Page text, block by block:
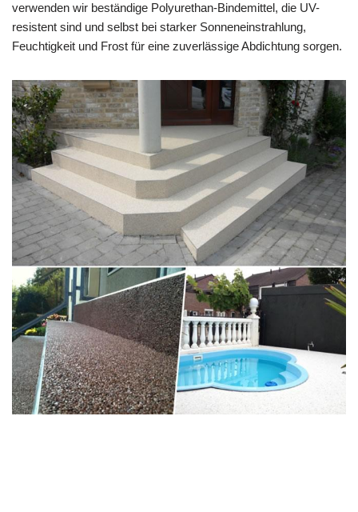
verwenden wir beständige Polyurethan-Bindemittel, die UV-
resistent sind und selbst bei starker Sonneneinstrahlung,
Feuchtigkeit und Frost für eine zuverlässige Abdichtung sorgen.